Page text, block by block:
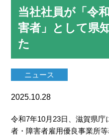
当社社員が「令
害者」として県
た
ニュース
2025.10.28
令和7年10月23日、滋賀県
者・障害者雇用優良事業所